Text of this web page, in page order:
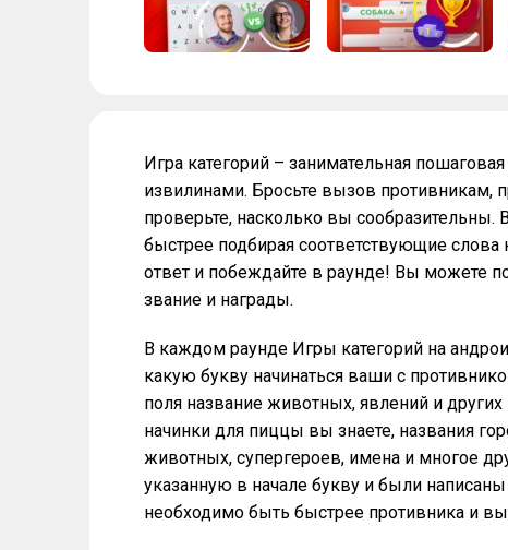
Игра категорий – занимательная
извилинами. Бросьте вызов противникам,
проверьте, насколько вы
быстрее подбирая соответствующие
ответ и побеждайте в раунде! Вы можете
звание и награды.
В каждом раунде Игры категорий на
какую букву начинаться ваши с
поля название животных, явлений и
начинки для пиццы вы знаете, названия
животных, супергероев, имена и многое
указанную в начале букву и были
необходимо быть быстрее противника и